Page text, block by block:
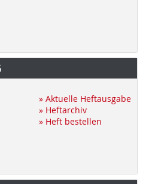
» Aktuelle Heftausgabe
» Heftarchiv
» Heft bestellen